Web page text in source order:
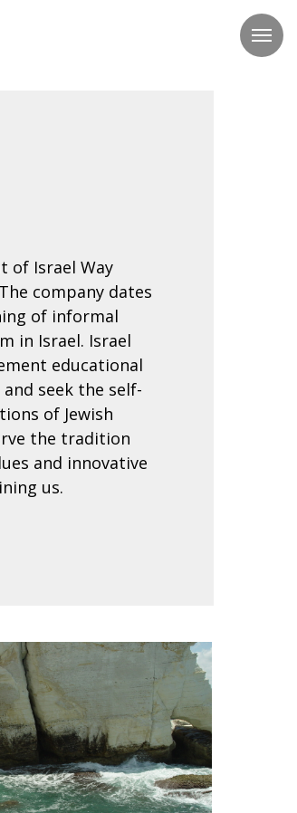
of Israel Way
company dates
of informal
in Israel. Israel
educational
seek the self-
of Jewish
the tradition
and innovative
us.